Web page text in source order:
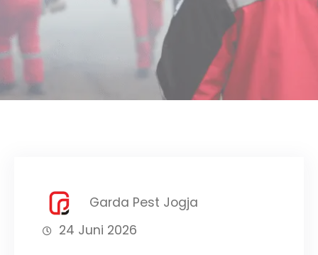
Garda Pest Jogja
24 Juni 2026